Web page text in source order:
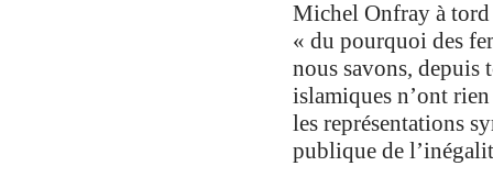
Michel Onfray à
« du pourquoi des
nous savons, depuis
islamiques n’ont
les représentations
publique de